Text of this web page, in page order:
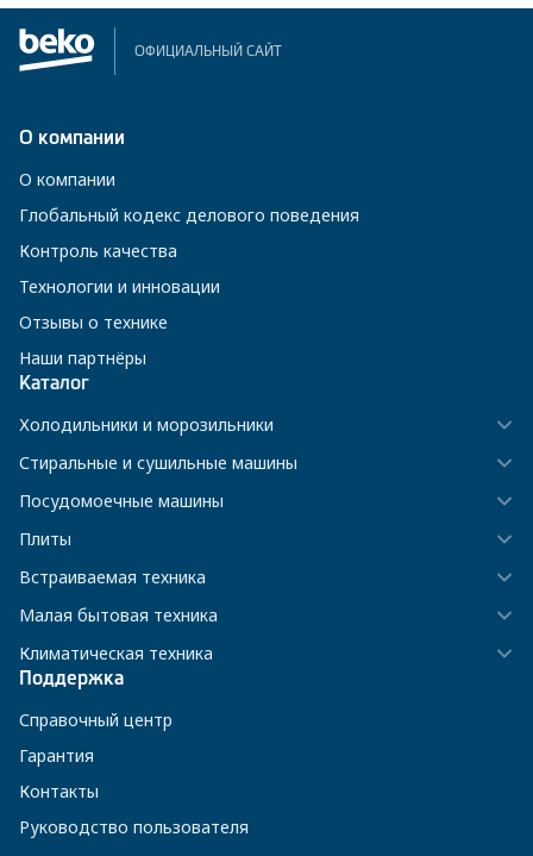
ОФИЦИАЛЬНЫЙ САЙТ
О компании
О компании
Глобальный кодекс делового поведения
Контроль качества
Технологии и инновации
Отзывы о технике
Наши партнёры
Каталог
Холодильники и морозильники
Стиральные и сушильные машины
Посудомоечные машины
Плиты
Встраиваемая техника
Малая бытовая техника
Климатическая техника
Поддержка
Справочный центр
Гарантия
Контакты
Руководство пользователя